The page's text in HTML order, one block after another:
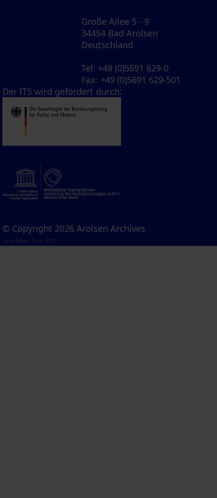
Große Allee 5 - 9
34454 Bad Arolsen
Deutschland
Tel: +49 (0)5691 629-0
Fax: +49 (0)5691 629-501
Der ITS wird gefördert durch:
© Copyright 2026 Arolsen Archives
Visual Library Server 2026